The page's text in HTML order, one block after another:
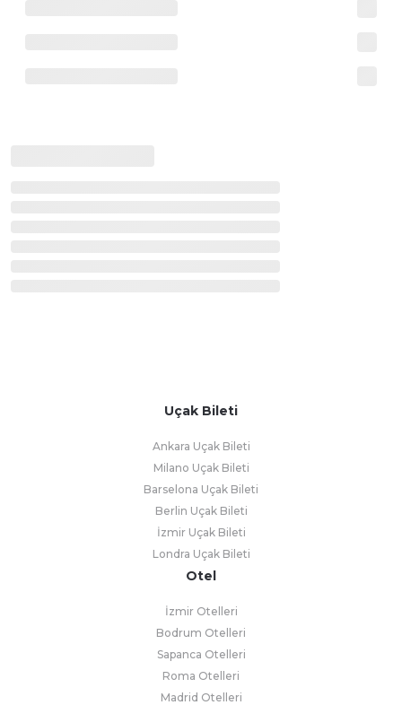
Uçak Bileti
Ankara Uçak Bileti
Milano Uçak Bileti
Barselona Uçak Bileti
Berlin Uçak Bileti
İzmir Uçak Bileti
Londra Uçak Bileti
Otel
İzmir Otelleri
Bodrum Otelleri
Sapanca Otelleri
Roma Otelleri
Madrid Otelleri